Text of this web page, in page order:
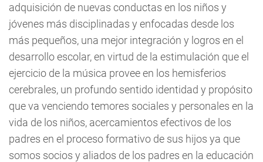
adquisición de nuevas conductas en los niños y
jóvenes más disciplinadas y enfocadas desde los
más pequeños, una mejor integración y logros en el
desarrollo escolar, en virtud de la estimulación que el
ejercicio de la música provee en los hemisferios
cerebrales, un profundo sentido identidad y propósito
que va venciendo temores sociales y personales en la
vida de los niños, acercamientos efectivos de los
padres en el proceso formativo de sus hijos ya que
somos socios y aliados de los padres en la educación